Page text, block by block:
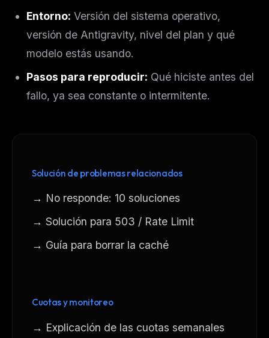
Entorno: Versión del sistema operativo,
versión de Antigravity, nivel del plan y qué
modelo estás usando.
Pasos para reproducir: Qué hiciste antes del
fallo, ya sea constante o intermitente.
Solución de problemas relacionados
→ No responde: 10 soluciones
→ Solución para 503 / Rate Limit
→ Guía para borrar la caché
Cuotas y monitoreo
→ Explicación de las cuotas semanales